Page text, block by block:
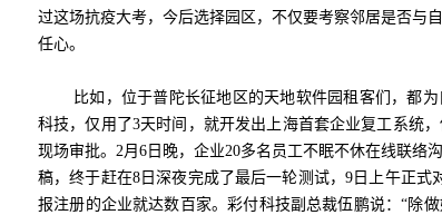
过这场抗疫大考，今后选择园区，不仅要考察邻居是否与
任心。
比如，位于普陀长征地区的天地软件园租客们，都
科技，仅用了3天时间，就开发出上海首套企业复工系统
现场审批。2月6日晚，企业20多名员工不眠不休在线联络
稿，终于赶在8日深夜完成了最后一轮测试，9日上午正
报注册的企业就达数百家。彩付科技副总裁伍鹏说：“除